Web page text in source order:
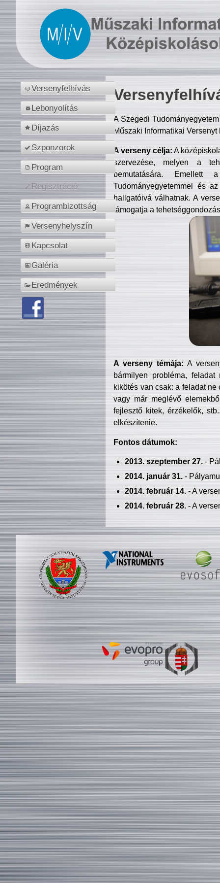
Versenyfelhívás
Lebonyolítás
Díjazás
Szponzorok
Program
Regisztráció
Programbizottság
Versenyhelyszín
Kapcsolat
Galéria
Eredmények
A Szegedi
Műszaki Informatikai
A verseny célja: A
szervezése, melyen a
bemutatására. Emellett
Tudományegyetemmel és
hallgatóivá válhatnak. A
támogatja a
A verseny témája: A
bármilyen probléma, feladat
kikötés van csak: a feladat
vagy már meglévő
fejlesztő kitek, érzékelők,
elkészítenie.
Fontos dátumok:
2013. szeptember 27.-
2014. január 31.-
2014. február 14.- A
2014. február 28.- A